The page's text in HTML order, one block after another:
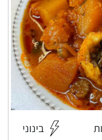
בינוני